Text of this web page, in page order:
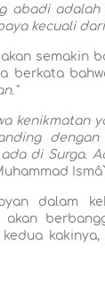
abadi adalah
kecuali
semakin
berkata
kenikmatan
di Surga.
dalam